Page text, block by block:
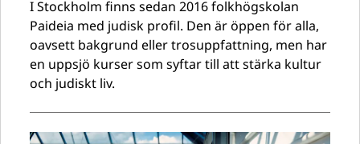
I Stockholm finns sedan 2016 folkhögskolan
Paideia med judisk profil. Den är öppen för alla,
oavsett bakgrund eller trosuppfattning, men har
en uppsjö kurser som syftar till att stärka kultur
och judiskt liv.